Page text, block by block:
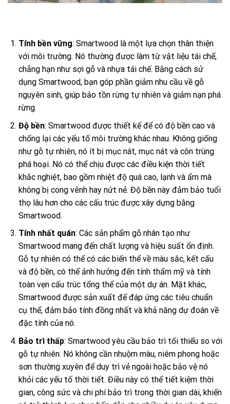
Tính bền vững: Smartwood là một lựa chọn thân thiện
với môi trường. Nó thường được làm từ vật liệu tái chế,
chẳng hạn như sợi gỗ và nhựa tái chế. Bằng cách sử
dụng Smartwood, bạn góp phần giảm nhu cầu về gỗ
nguyên sinh, giúp bảo tồn rừng tự nhiên và giảm nạn phá
rừng.
Độ bền: Smartwood được thiết kế để có độ bền cao và
chống lại các yếu tố môi trường khác nhau. Không giống
như gỗ tự nhiên, nó ít bị mục nát, mục nát và côn trùng
phá hoại. Nó có thể chịu được các điều kiện thời tiết
khắc nghiệt, bao gồm nhiệt độ quá cao, lạnh và ẩm mà
không bị cong vênh hay nứt nẻ. Độ bền này đảm bảo tuổi
thọ lâu hơn cho các cấu trúc được xây dựng bằng
Smartwood.
Tính nhất quán: Các sản phẩm gỗ nhân tạo như
Smartwood mang đến chất lượng và hiệu suất ổn định.
Gỗ tự nhiên có thể có các biến thể về màu sắc, kết cấu
và độ bền, có thể ảnh hưởng đến tính thẩm mỹ và tính
toàn vẹn cấu trúc tổng thể của một dự án. Mặt khác,
Smartwood được sản xuất để đáp ứng các tiêu chuẩn
cụ thể, đảm bảo tính đồng nhất và khả năng dự đoán về
đặc tính của nó.
Bảo trì thấp: Smartwood yêu cầu bảo trì tối thiểu so với
gỗ tự nhiên. Nó không cần nhuộm màu, niêm phong hoặc
sơn thường xuyên để duy trì vẻ ngoài hoặc bảo vệ nó
khỏi các yếu tố thời tiết. Điều này có thể tiết kiệm thời
gian, công sức và chi phí bảo trì trong thời gian dài, khiến